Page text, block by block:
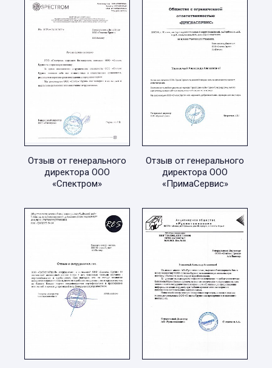
Отзыв от генерального
директора ООО
«Спектром»
Отзыв от генерального
директора ООО
«ПримаСервис»